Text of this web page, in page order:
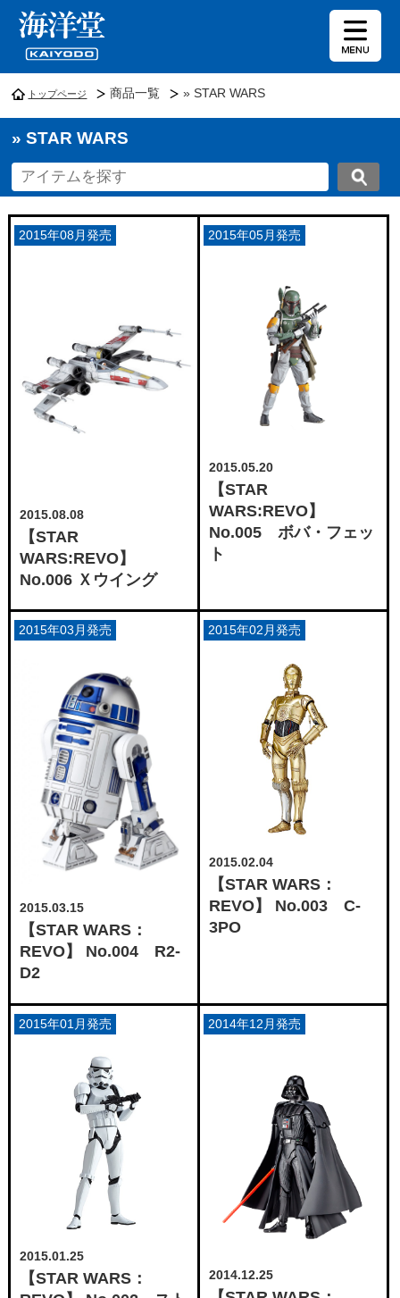
トップページ 商品一覧 » STAR WARS
» STAR WARS
2015.08.08
【STAR
WARS:REVO】
No.006 Ｘウイング
2015年08月発売
2015.05.20
【STAR
WARS:REVO】
No.005 ボバ・フェッ
ト
2015年05月発売
2015.03.15
【STAR WARS：
REVO】 No.004 R2-
D2
2015年03月発売
2015.02.04
【STAR WARS：
REVO】 No.003 C-
3PO
2015年02月発売
2015.01.25
【STAR WARS：
2015年01月発売
2014.12.25
2014年12月発売